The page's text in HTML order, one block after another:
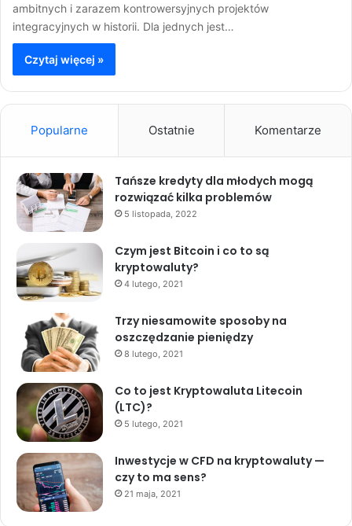
ambitnych i zarazem kontrowersyjnych projektów
integracyjnych w historii. Dla jednych jest…
Czytaj więcej »
Popularne Ostatnie Komentarze
Tańsze kredyty dla młodych mogą
rozwiązać kilka problemów
5 listopada, 2022
Czym jest Bitcoin i co to są
kryptowaluty?
4 lutego, 2021
Trzy niesamowite sposoby na
oszczędzanie pieniędzy
8 lutego, 2021
Co to jest Kryptowaluta Litecoin
(LTC)?
5 lutego, 2021
Inwestycje w CFD na kryptowaluty —
czy to ma sens?
21 maja, 2021